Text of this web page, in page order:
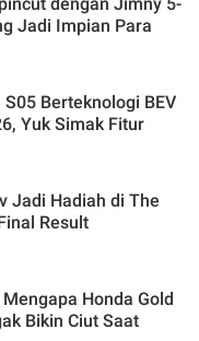
Jadi Impian Para
Berteknologi BEV
Yuk Simak Fitur
Jadi Hadiah di The
Result
Honda Gold
Bikin Ciut Saat